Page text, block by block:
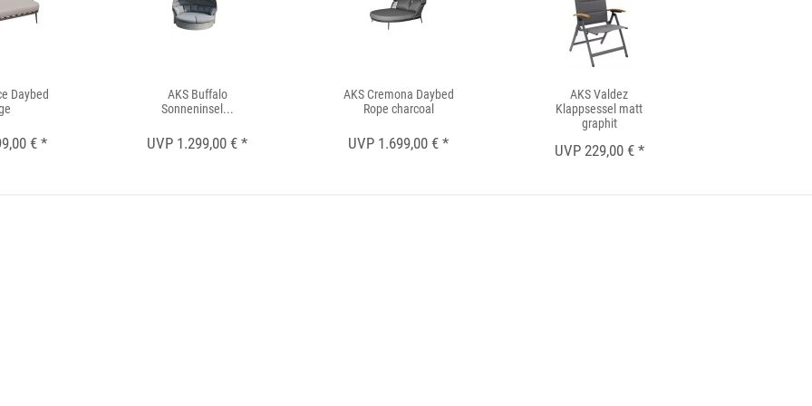
Daybed
€ *
AKS Buffalo
Sonneninsel...
UVP 1.299,00 € *
AKS Cremona Daybed
Rope charcoal
UVP 1.699,00 € *
AKS Valdez
Klappsessel matt
graphit
UVP 229,00 € *